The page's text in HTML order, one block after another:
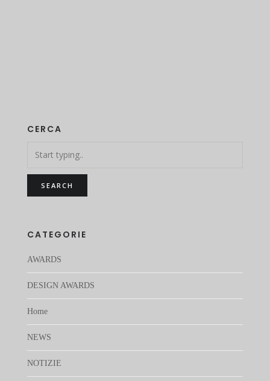
CERCA
CATEGORIE
AWARDS
DESIGN AWARDS
Home
NEWS
NOTIZIE